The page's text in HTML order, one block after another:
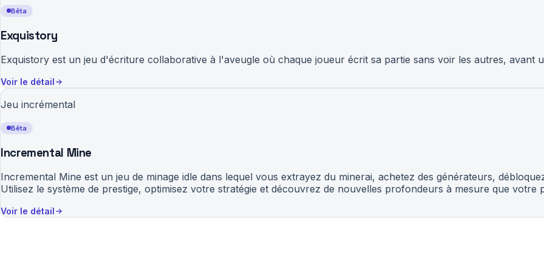
Bêta
Exquistory
Exquistory est un jeu d'écriture collaborative à l'aveugle où chaque joueur écrit sa partie sans voir les autres, avant
Voir le détail
Jeu incrémental
Bêta
Incremental Mine
Incremental Mine est un jeu de minage idle dans lequel vous extrayez du minerai, achetez des générateurs,
Utilisez le système de prestige, optimisez votre stratégie et découvrez de nouvelles profondeurs à mesure que
Voir le détail